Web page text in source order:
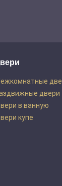
двери
в ванную
купе